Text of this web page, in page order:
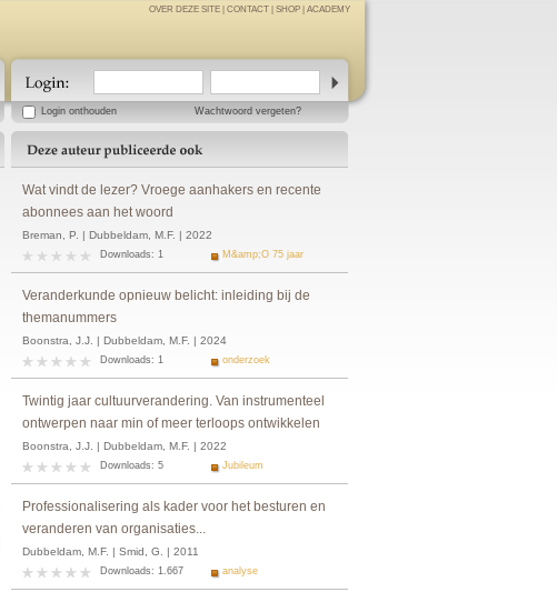
OVER DEZE SITE CONTACT SHOP ACADEMY
Login onthouden Wachtwoord vergeten?
Wat vindt de lezer? Vroege aanhakers en recente
abonnees aan het woord
Breman, P. | Dubbeldam, M.F. | 2022
Downloads: 1 M&amp;O 75 jaar
Veranderkunde opnieuw belicht: inleiding bij de
themanummers
Boonstra, J.J. | Dubbeldam, M.F. | 2024
Downloads: 1 onderzoek
Twintig jaar cultuurverandering. Van instrumenteel
ontwerpen naar min of meer terloops ontwikkelen
Boonstra, J.J. | Dubbeldam, M.F. | 2022
Downloads: 5 Jubileum
Professionalisering als kader voor het besturen en
veranderen van organisaties...
Dubbeldam, M.F. | Smid, G. | 2011
Downloads: 1.667 analyse